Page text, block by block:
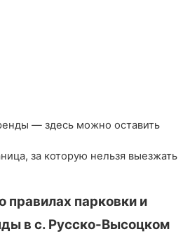
— здесь можно оставить
за которую нельзя выезжать
правилах парковки и
в с. Русско-Высоцком